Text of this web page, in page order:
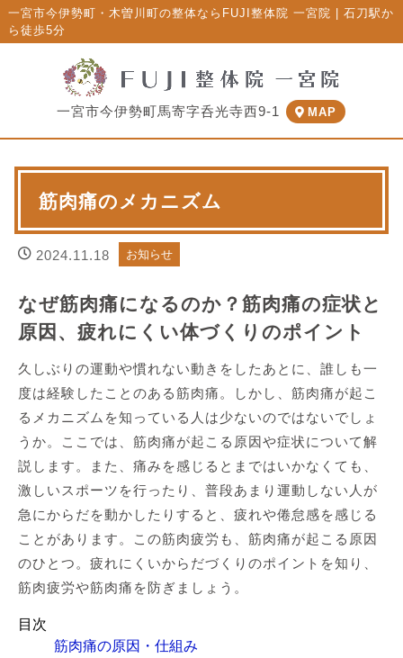
一宮市今伊勢町・木曽川町の整体ならFUJI整体院 一宮院 | 石刀駅か
ら徒歩5分
一宮市今伊勢町馬寄字呑光寺西9-1 MAP
筋肉痛のメカニズム
2024.11.18 お知らせ
なぜ筋肉痛になるのか？筋肉痛の症状と
原因、疲れにくい体づくりのポイント
久しぶりの運動や慣れない動きをしたあとに、誰しも一
度は経験したことのある筋肉痛。しかし、筋肉痛が起こ
るメカニズムを知っている人は少ないのではないでしょ
うか。ここでは、筋肉痛が起こる原因や症状について解
説します。また、痛みを感じるとまではいかなくても、
激しいスポーツを行ったり、普段あまり運動しない人が
急にからだを動かしたりすると、疲れや倦怠感を感じる
ことがあります。この筋肉疲労も、筋肉痛が起こる原因
のひとつ。疲れにくいからだづくりのポイントを知り、
筋肉疲労や筋肉痛を防ぎましょう。
目次
筋肉痛の原因・仕組み